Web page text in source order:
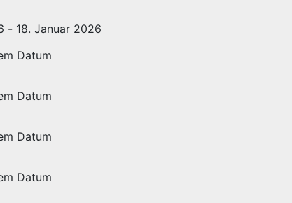
- 18. Januar 2026
Datum
Datum
Datum
Datum